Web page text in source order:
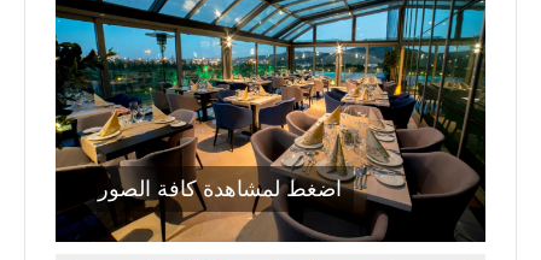
اضغط لمشاهدة كافة الصور